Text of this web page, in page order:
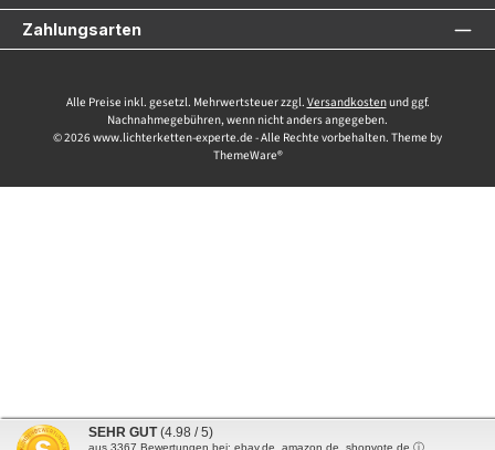
Zahlungsarten
Alle Preise inkl. gesetzl. Mehrwertsteuer zzgl. Versandkostenund ggf.
Nachnahmegebühren, wenn nicht anders angegeben.
© 2026 www.lichterketten-experte.de - Alle Rechte vorbehalten. Theme by
ThemeWare®
SEHR GUT (4.98 / 5)
aus 3367 Bewertungen bei: ebay.de, amazon.de, shopvote.de ⓘ